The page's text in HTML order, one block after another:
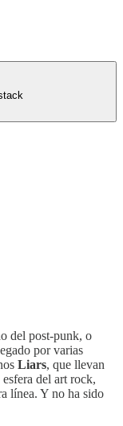
del post-punk, o
por varias
Liars, que llevan
del art rock,
línea. Y no ha sido